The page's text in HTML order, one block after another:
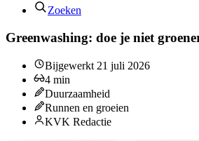
Zoeken
Greenwashing: doe je niet
Bijgewerkt 21 juli 2026
4 min
Duurzaamheid
Runnen en groeien
KVK Redactie